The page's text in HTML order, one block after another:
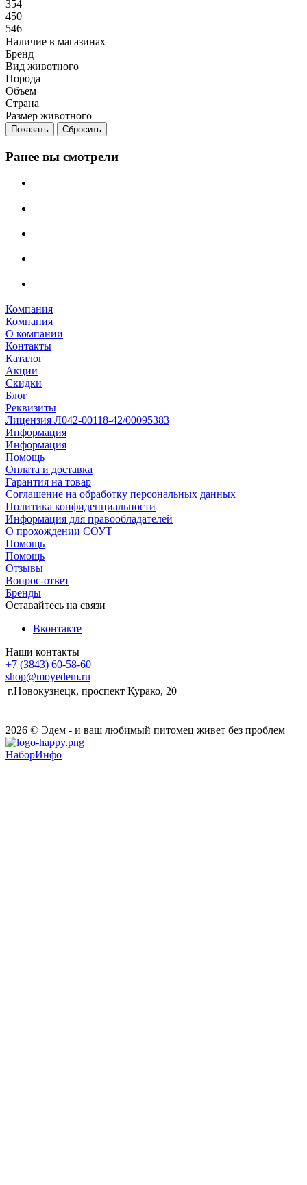
354
450
546
Наличие в магазинах
Бренд
Вид животного
Порода
Объем
Страна
Размер животного
Сбросить
Ранее вы смотрели
Компания
Компания
О компании
Контакты
Каталог
Акции
Скидки
Блог
Реквизиты
Лицензия Л042-00118-42/00095383
Информация
Информация
Помощь
Оплата и доставка
Гарантия на товар
Соглашение на обработку персональных данных
Политика конфиденциальности
Информация для правообладателей
О прохождении СОУТ
Помощь
Помощь
Отзывы
Вопрос-ответ
Бренды
Оставайтесь на связи
Вконтакте
Наши контакты
+7 (3843) 60-58-60
shop@moyedem.ru
г.Новокузнецк, проспект Курако, 20
2026 © Эдем - и ваш любимый питомец живет без проблем
НаборИнфо